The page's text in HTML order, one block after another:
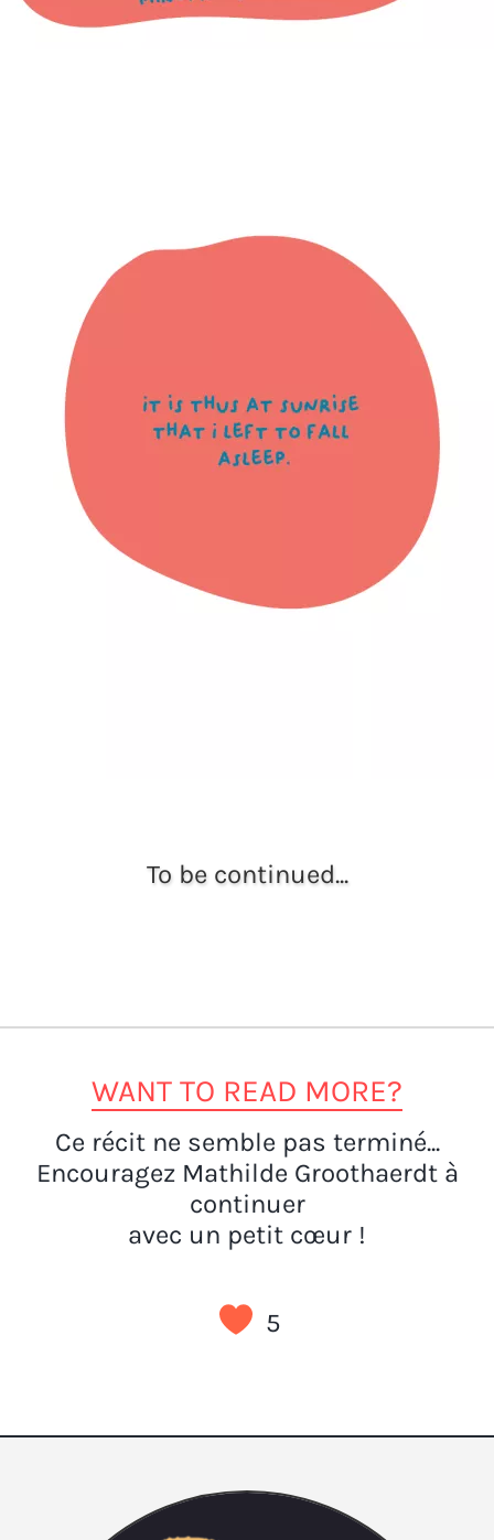
To be continued...
WANT TO READ MORE?
Ce récit ne semble pas terminé...
Encouragez Mathilde Groothaerdt à
continuer
avec un petit cœur !
5